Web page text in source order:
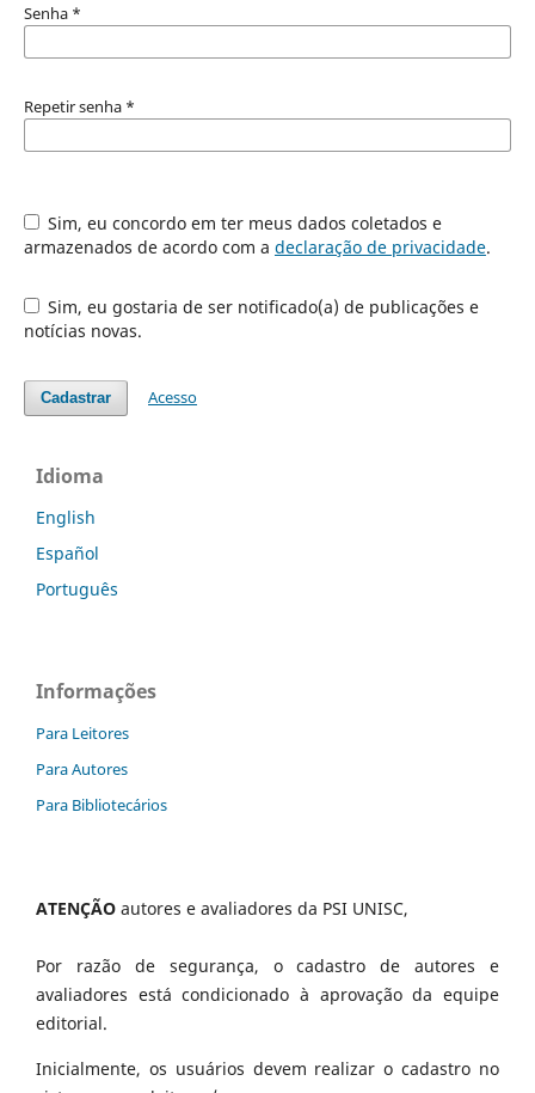
Senha *
Repetir senha *
Sim, eu concordo em ter meus dados coletados e
armazenados de acordo com a declaração de privacidade.
Sim, eu gostaria de ser notificado(a) de publicações e
notícias novas.
Cadastrar Acesso
Idioma
English
Español
Português
Informações
Para Leitores
Para Autores
Para Bibliotecários
ATENÇÃO autores e avaliadores da PSI UNISC,
Por razão de segurança, o cadastro de autores e
avaliadores está condicionado à aprovação da equipe
editorial.
Inicialmente, os usuários devem realizar o cadastro no